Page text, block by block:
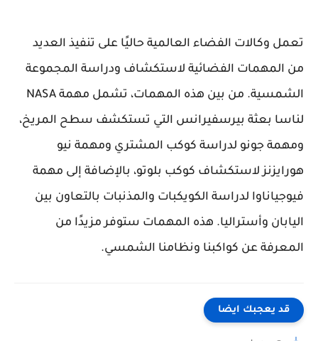
تعمل وكالات الفضاء العالمية حاليًا على تنفيذ العديد
من المهمات الفضائية لاستكشاف ودراسة المجموعة
الشمسية. من بين هذه المهمات، تشمل مهمة NASA
لناسا بعثة بيرسفيرانس التي تستكشف سطح المريخ،
ومهمة جونو لدراسة كوكب المشتري ومهمة نيو
هورايزنز لاستكشاف كوكب بلوتو، بالإضافة إلى مهمة
فيوجياناوا لدراسة الكويكبات والمذنبات بالتعاون بين
اليابان وأستراليا. هذه المهمات ستوفر مزيدًا من
المعرفة عن كواكبنا ونظامنا الشمسي.
قد يعجبك ايضا